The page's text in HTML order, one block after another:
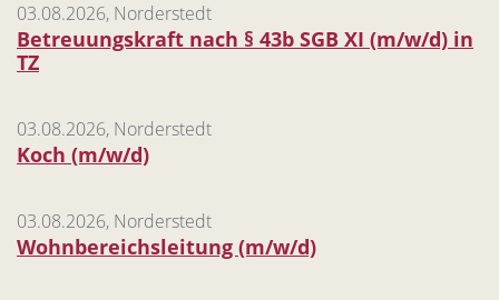
03.08.2026, Norderstedt
Betreuungskraft nach § 43b SGB XI (m/w/d) in
TZ
03.08.2026, Norderstedt
Koch (m/w/d)
03.08.2026, Norderstedt
Wohnbereichsleitung (m/w/d)